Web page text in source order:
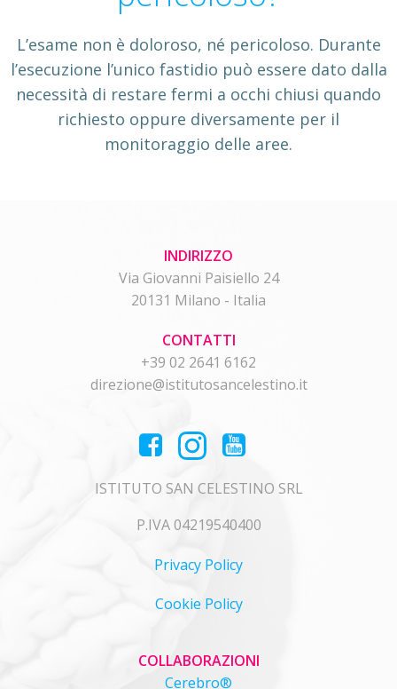
L’esame non è doloroso, né pericoloso. Durante
l’esecuzione l’unico fastidio può essere dato dalla
necessità di restare fermi a occhi chiusi quando
richiesto oppure diversamente per il
monitoraggio delle aree.
INDIRIZZO
Via Giovanni Paisiello 24
20131 Milano - Italia
CONTATTI
+39 02 2641 6162
direzione@istitutosancelestino.it
ISTITUTO SAN CELESTINO SRL
P.IVA 04219540400
Privacy Policy
Cookie Policy
COLLABORAZIONI
Cerebro®